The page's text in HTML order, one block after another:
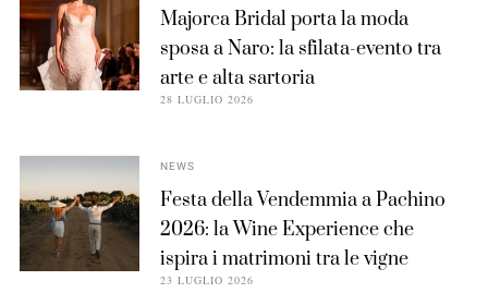
Majorca Bridal porta la moda
sposa a Naro: la sfilata-evento tra
arte e alta sartoria
28 LUGLIO 2026
NEWS
Festa della Vendemmia a Pachino
2026: la Wine Experience che
ispira i matrimoni tra le vigne
23 LUGLIO 2026